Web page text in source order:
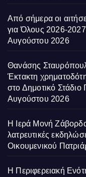
Από σήμερα οι
για Όλους 2026-
Αυγούστου 2026
Θανάσης
Έκτακτη
στο Δημοτικό
Αυγούστου 2026
Η Ιερά Μονή
λατρευτικές
Οικουμενικού
Η Περιφερειακή